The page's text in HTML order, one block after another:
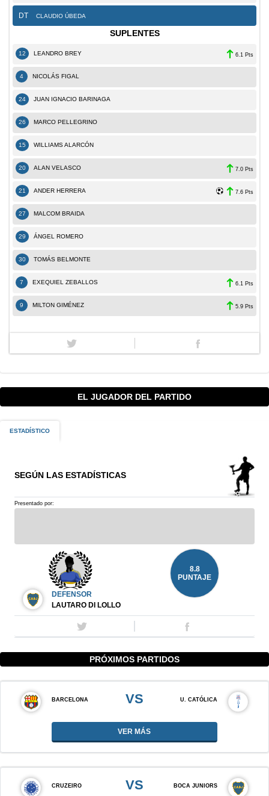
DT CLAUDIO ÚBEDA
SUPLENTES
12 LEANDRO BREY 6.1 Pts
4 NICOLÁS FIGAL
24 JUAN IGNACIO BARINAGA
26 MARCO PELLEGRINO
15 WILLIAMS ALARCÓN
20 ALAN VELASCO 7.0 Pts
21 ANDER HERRERA 7.6 Pts
27 MALCOM BRAIDA
29 ÁNGEL ROMERO
30 TOMÁS BELMONTE
7 EXEQUIEL ZEBALLOS 6.1 Pts
9 MILTON GIMÉNEZ 5.9 Pts
EL JUGADOR DEL PARTIDO
ESTADÍSTICO
SEGÚN LAS ESTADÍSTICAS
Presentado por:
DEFENSOR
LAUTARO DI LOLLO
8.8
PUNTAJE
PRÓXIMOS PARTIDOS
BARCELONA VS U. CATÓLICA
VER MÁS
CRUZEIRO VS BOCA JUNIORS